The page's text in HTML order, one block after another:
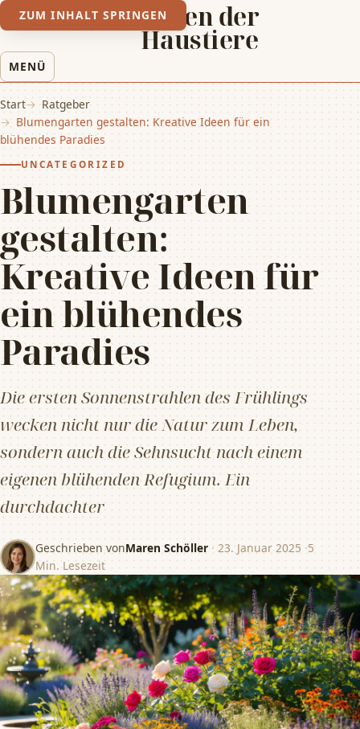
ZUM INHALT SPRINGEN
Leben der
Haustiere
MENÜ
Start
Ratgeber
Blumengarten gestalten: Kreative Ideen für ein
blühendes Paradies
UNCATEGORIZED
Blumengarten
gestalten:
Kreative Ideen für
ein blühendes
Paradies
Die ersten Sonnenstrahlen des Frühlings
wecken nicht nur die Natur zum Leben,
sondern auch die Sehnsucht nach einem
eigenen blühenden Refugium. Ein
durchdachter
Geschrieben vonMaren Schöller · 23. Januar 2025 ·5
Min. Lesezeit